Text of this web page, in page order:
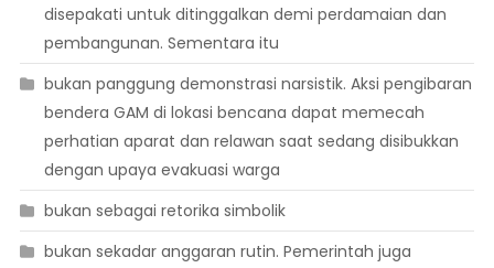
disepakati untuk ditinggalkan demi perdamaian dan
pembangunan. Sementara itu
bukan panggung demonstrasi narsistik. Aksi pengibaran
bendera GAM di lokasi bencana dapat memecah
perhatian aparat dan relawan saat sedang disibukkan
dengan upaya evakuasi warga
bukan sebagai retorika simbolik
bukan sekadar anggaran rutin. Pemerintah juga